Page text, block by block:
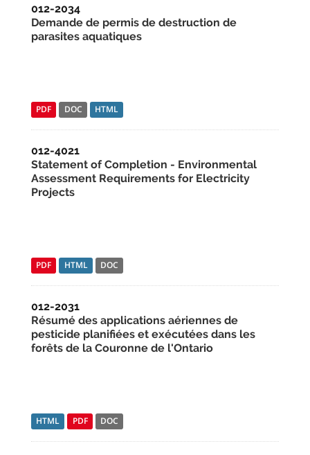
012-2034
Demande de permis de destruction de
parasites aquatiques
PDF DOC HTML
012-4021
Statement of Completion - Environmental
Assessment Requirements for Electricity
Projects
PDF HTML DOC
012-2031
Résumé des applications aériennes de
pesticide planifiées et exécutées dans les
forêts de la Couronne de l'Ontario
HTML PDF DOC